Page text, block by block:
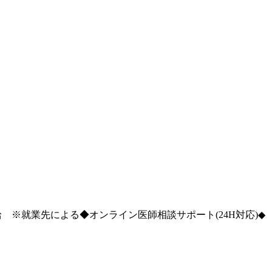
※就業先による◆オンライン医師相談サポート(24H対応)◆